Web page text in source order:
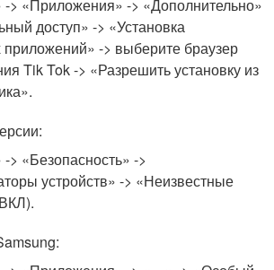
-> «Приложения» -> «Дополнительно»
доступ» -> «Установка
приложений» -> выберите браузер
Tik Tok -> «Разрешить установку из
> «Безопасность» ->
устройств» -> «Неизвестные